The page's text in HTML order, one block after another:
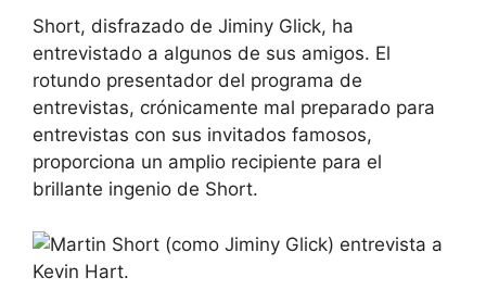
Short, disfrazado de Jiminy Glick, ha
entrevistado a algunos de sus amigos. El
rotundo presentador del programa de
entrevistas, crónicamente mal preparado para
entrevistas con sus invitados famosos,
proporciona un amplio recipiente para el
brillante ingenio de Short.